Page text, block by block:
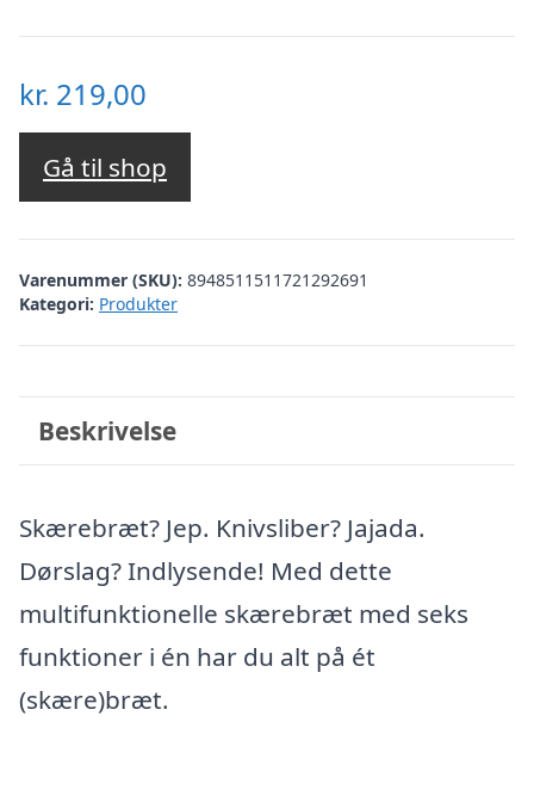
kr. 219,00
Gå til shop
Varenummer (SKU): 8948511511721292691
Kategori: Produkter
Beskrivelse
Skærebræt? Jep. Knivsliber? Jajada.
Dørslag? Indlysende! Med dette
multifunktionelle skærebræt med seks
funktioner i én har du alt på ét
(skære)bræt.